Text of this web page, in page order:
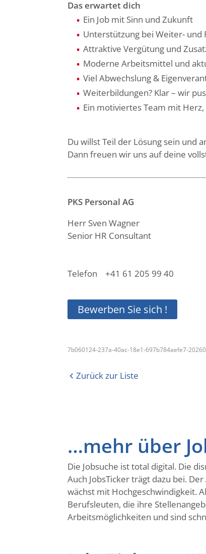
Das erwartet dich
Ein Job mit Sinn und Zukunft
Unterstützung bei Weiter- und
Attraktive Vergütung und
Moderne Arbeitsmittel und
Viel Abwechslung &
Weiterbildungen? Klar – wir
Ein motiviertes Team mit
Du willst Teil der Lösung sein und
Dann freuen wir uns auf deine
PKS Personal AG
Herr Sven Wagner
Senior HR Consultant
Telefon +41 61 205 99 40
Bewerben Sie sich !
7b060124-237a-40ac-18e1-697b784aefe7-
Zurück zur Liste
…mehr über
Die Jobsuche ist total digital. Die
Auch JobsTicker trägt dazu bei.
wächst mit Hochgeschwindigkeit.
Berufsleuten, die ihre
Arbeitsmöglichkeiten und sind